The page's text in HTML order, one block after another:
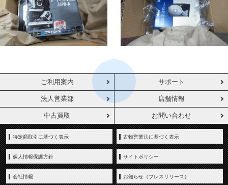
ご利用案内 サポート
法人営業部 店舗情報
中古買取 お問い合わせ
特定商取引に基づく表示 古物営業法に基づく表示
個人情報保護方針 サイトポリシー
会社情報 お知らせ（プレスリリース）